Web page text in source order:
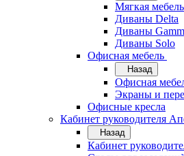
Мягкая мебель
Диваны Delta
Диваны
Диваны Solo
Офисная мебель
Назад
Офисная
Экраны и
Офисные кресла
Кабинет руководителя
Назад
Кабинет